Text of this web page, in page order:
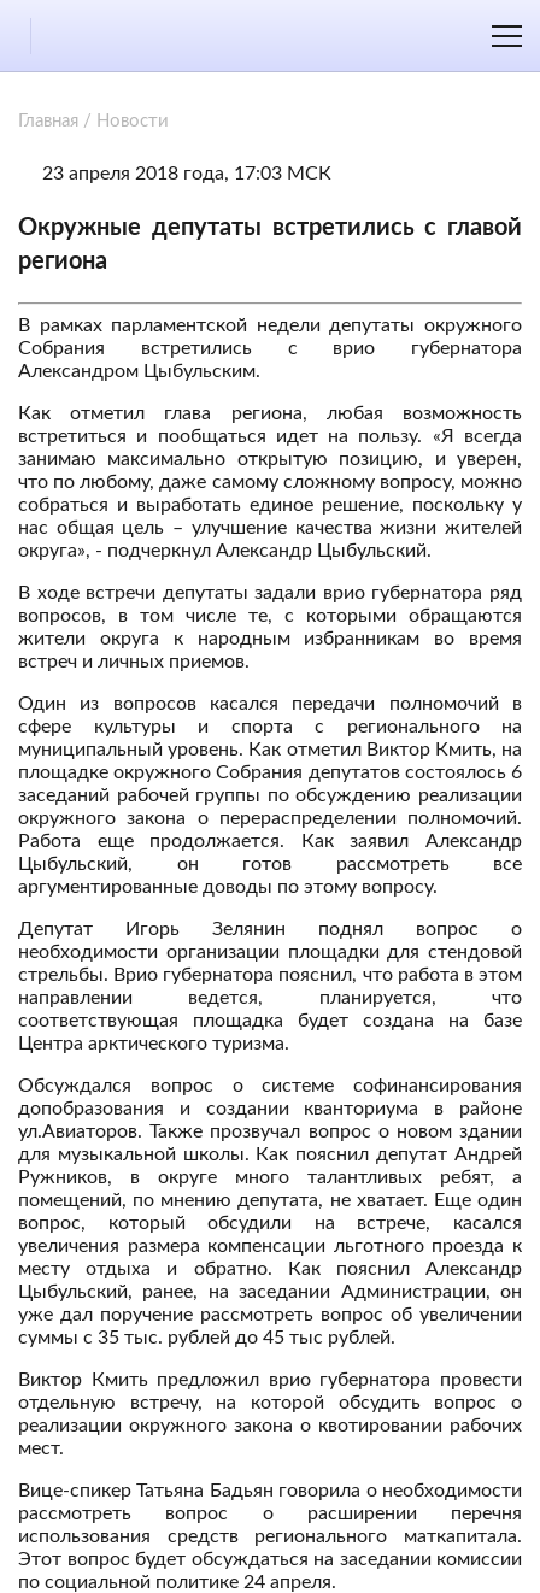
Главная / Новости
23 апреля 2018 года, 17:03 МСК
Окружные депутаты встретились с главой
региона
В рамках парламентской недели депутаты окружного
Собрания встретились с врио губернатора
Александром Цыбульским.
Как отметил глава региона, любая возможность
встретиться и пообщаться идет на пользу. «Я всегда
занимаю максимально открытую позицию, и уверен,
что по любому, даже самому сложному вопросу, можно
собраться и выработать единое решение, поскольку у
нас общая цель – улучшение качества жизни жителей
округа», - подчеркнул Александр Цыбульский.
В ходе встречи депутаты задали врио губернатора ряд
вопросов, в том числе те, с которыми обращаются
жители округа к народным избранникам во время
встреч и личных приемов.
Один из вопросов касался передачи полномочий в
сфере культуры и спорта с регионального на
муниципальный уровень. Как отметил Виктор Кмить, на
площадке окружного Собрания депутатов состоялось 6
заседаний рабочей группы по обсуждению реализации
окружного закона о перераспределении полномочий.
Работа еще продолжается. Как заявил Александр
Цыбульский, он готов рассмотреть все
аргументированные доводы по этому вопросу.
Депутат Игорь Зелянин поднял вопрос о
необходимости организации площадки для стендовой
стрельбы. Врио губернатора пояснил, что работа в этом
направлении ведется, планируется, что
соответствующая площадка будет создана на базе
Центра арктического туризма.
Обсуждался вопрос о системе софинансирования
допобразования и создании кванториума в районе
ул.Авиаторов. Также прозвучал вопрос о новом здании
для музыкальной школы. Как пояснил депутат Андрей
Ружников, в округе много талантливых ребят, а
помещений, по мнению депутата, не хватает. Еще один
вопрос, который обсудили на встрече, касался
увеличения размера компенсации льготного проезда к
месту отдыха и обратно. Как пояснил Александр
Цыбульский, ранее, на заседании Администрации, он
уже дал поручение рассмотреть вопрос об увеличении
суммы с 35 тыс. рублей до 45 тыс рублей.
Виктор Кмить предложил врио губернатора провести
отдельную встречу, на которой обсудить вопрос о
реализации окружного закона о квотировании рабочих
мест.
Вице-спикер Татьяна Бадьян говорила о необходимости
рассмотреть вопрос о расширении перечня
использования средств регионального маткапитала.
Этот вопрос будет обсуждаться на заседании комиссии
по социальной политике 24 апреля.